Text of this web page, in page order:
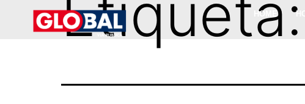
HOME
Etiqueta: